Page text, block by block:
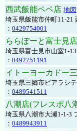
西武飯能ペペ店 地図
埼玉県飯能市仲町11-21
： 0429754001
ららぽーと富士見店
埼玉県富士見市山室1-
： 0492751191
イトーヨーカドー
埼玉県三郷市ピアラシ
： 0489541511
八潮店(フレスポ八
埼玉県八潮市大瀬1-1-3
： 0489943911